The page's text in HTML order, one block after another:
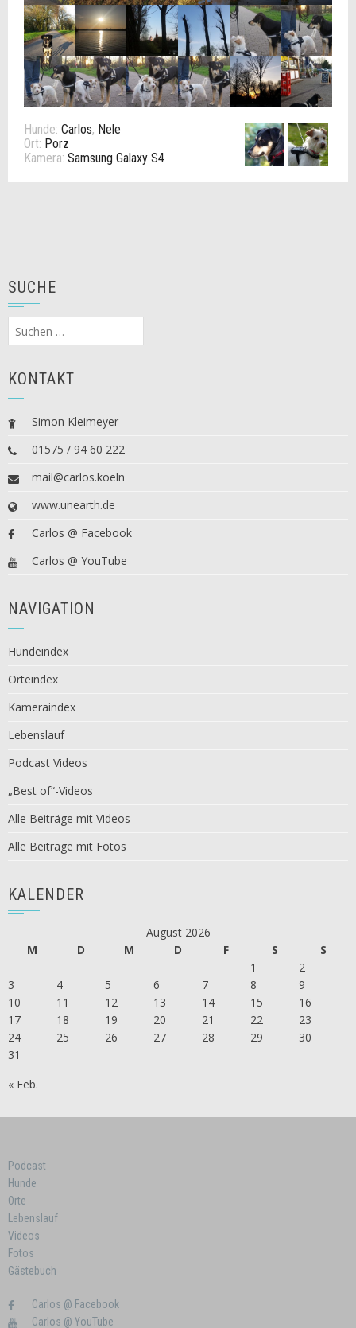
Hunde: Carlos, Nele
Ort: Porz
Kamera: Samsung Galaxy S4
SUCHE
Suchen
nach:
KONTAKT
Simon Kleimeyer
01575 / 94 60 222
mail@carlos.koeln
www.unearth.de
Carlos @ Facebook
Carlos @ YouTube
NAVIGATION
Hundeindex
Orteindex
Kameraindex
Lebenslauf
Podcast Videos
„Best of“-Videos
Alle Beiträge mit Videos
Alle Beiträge mit Fotos
KALENDER
August 2026
M
D M D F S
S
1
2
3
4 5 6 7 8
9
10
11 12 13 14 15
16
17
18 19 20 21 22
23
24
25 26 27 28 29
30
31
« Feb.
Podcast
Hunde
Orte
Lebenslauf
Videos
Fotos
Gästebuch
Carlos @ Facebook
Carlos @ YouTube